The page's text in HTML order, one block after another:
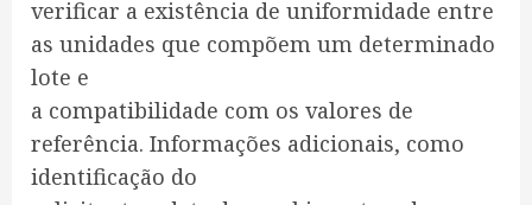
verificar a existência de uniformidade entre
as unidades que compõem um determinado
lote e
a compatibilidade com os valores de
referência. Informações adicionais, como
identificação do